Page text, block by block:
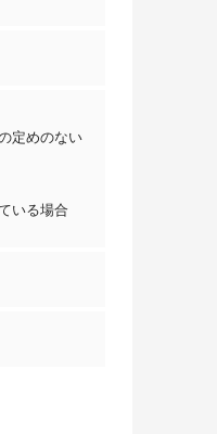
定めのない
いる場合